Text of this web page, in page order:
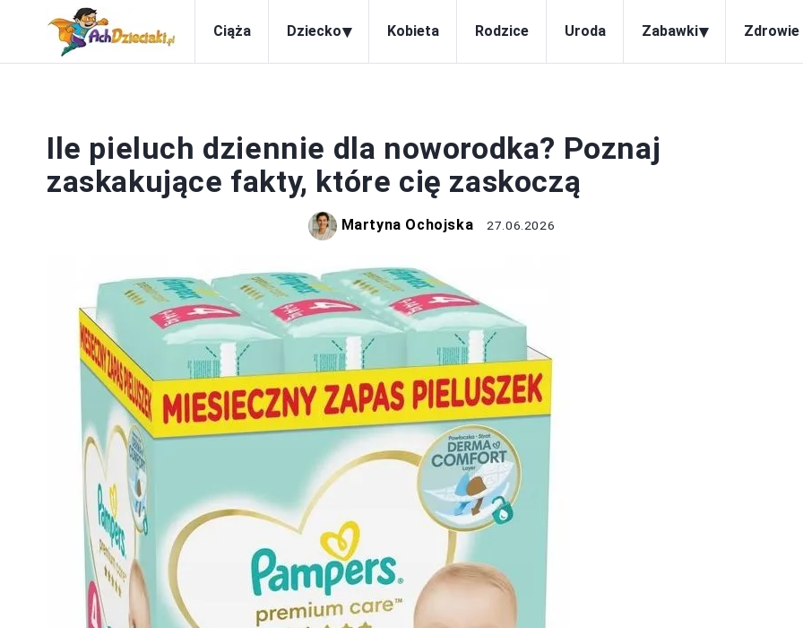
Ciąża Dziecko▾ Kobieta Rodzice Uroda Zabawki▾ Zdrowie
Ile pieluch dziennie dla noworodka? Poznaj
zaskakujące fakty, które cię zaskoczą
Martyna Ochojska 27.06.2026